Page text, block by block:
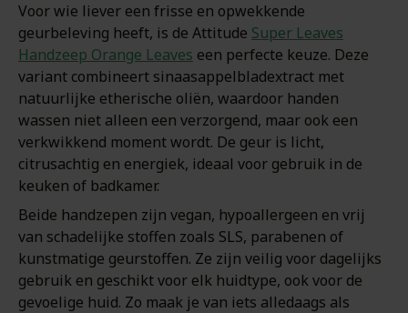
Voor wie liever een frisse en opwekkende
geurbeleving heeft, is de Attitude Super Leaves
Handzeep Orange Leaves een perfecte keuze. Deze
variant combineert sinaasappelbladextract met
natuurlijke etherische oliën, waardoor handen
wassen niet alleen een verzorgend, maar ook een
verkwikkend moment wordt. De geur is licht,
citrusachtig en energiek, ideaal voor gebruik in de
keuken of badkamer.
Beide handzepen zijn vegan, hypoallergeen en vrij
van schadelijke stoffen zoals SLS, parabenen of
kunstmatige geurstoffen. Ze zijn veilig voor dagelijks
gebruik en geschikt voor elk huidtype, ook voor de
gevoelige huid. Zo maak je van iets alledaags als